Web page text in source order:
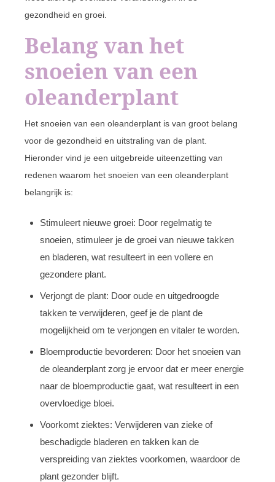
gezondheid en groei.
Belang van het
snoeien van een
oleanderplant
Het snoeien van een oleanderplant is van groot belang
voor de gezondheid en uitstraling van de plant.
Hieronder vind je een uitgebreide uiteenzetting van
redenen waarom het snoeien van een oleanderplant
belangrijk is:
Stimuleert nieuwe groei: Door regelmatig te
snoeien, stimuleer je de groei van nieuwe takken
en bladeren, wat resulteert in een vollere en
gezondere plant.
Verjongt de plant: Door oude en uitgedroogde
takken te verwijderen, geef je de plant de
mogelijkheid om te verjongen en vitaler te worden.
Bloemproductie bevorderen: Door het snoeien van
de oleanderplant zorg je ervoor dat er meer energie
naar de bloemproductie gaat, wat resulteert in een
overvloedige bloei.
Voorkomt ziektes: Verwijderen van zieke of
beschadigde bladeren en takken kan de
verspreiding van ziektes voorkomen, waardoor de
plant gezonder blijft.